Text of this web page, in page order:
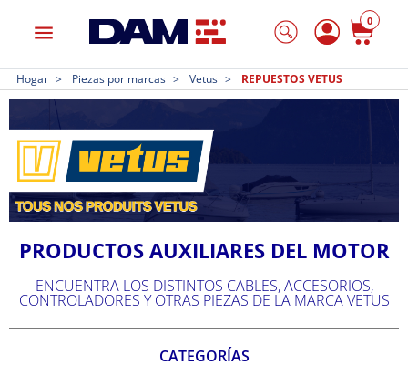
menu
0
Hogar Piezas por marcas Vetus REPUESTOS VETUS
PRODUCTOS AUXILIARES DEL MOTOR
ENCUENTRA LOS DISTINTOS CABLES, ACCESORIOS,
CONTROLADORES Y OTRAS PIEZAS DE LA MARCA VETUS
CATEGORÍAS